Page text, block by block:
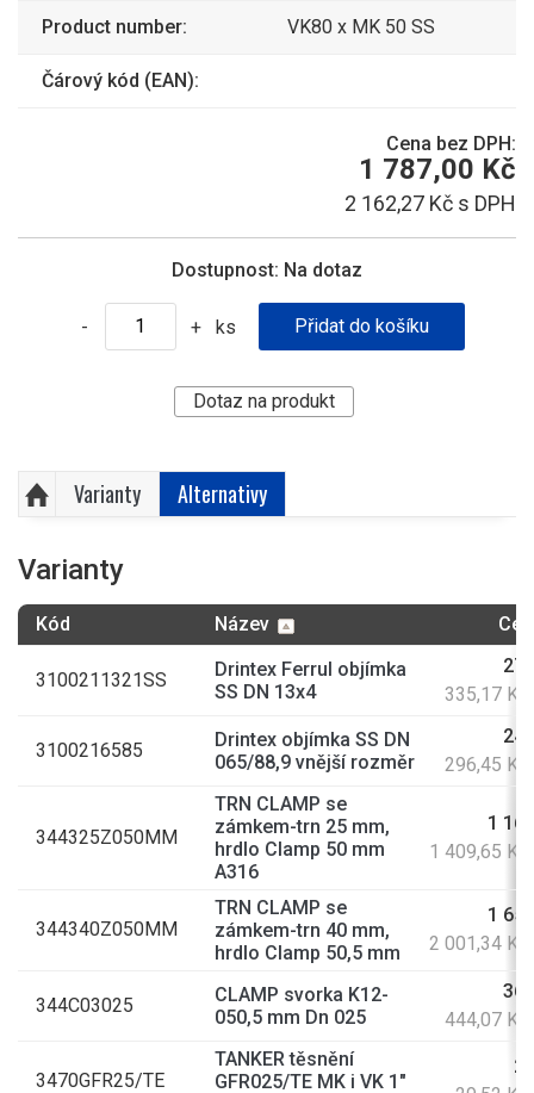
Product number: VK80 x MK 50 SS
Čárový kód (EAN):
Cena bez DPH:
1 787,00 Kč
2 162,27 Kč s DPH
Dostupnost: Na dotaz
- + ks
Dotaz na produkt
Varianty Alternativy
Varianty
Kód Název
3100211321SS
Drintex Ferrul objímka
SS DN 13x4
335,17 Kč
3100216585
Drintex objímka SS DN
065/88,9 vnější rozměr
296,45 Kč
344325Z050MM
TRN CLAMP se
zámkem-trn 25 mm,
hrdlo Clamp 50 mm
A316
1
1 409,65 Kč
344340Z050MM
TRN CLAMP se
zámkem-trn 40 mm,
hrdlo Clamp 50,5 mm
1
2 001,34 Kč
344C03025
CLAMP svorka K12-
050,5 mm Dn 025
444,07 Kč
3470GFR25/TE
TANKER těsnění
GFR025/TE MK i VK 1"